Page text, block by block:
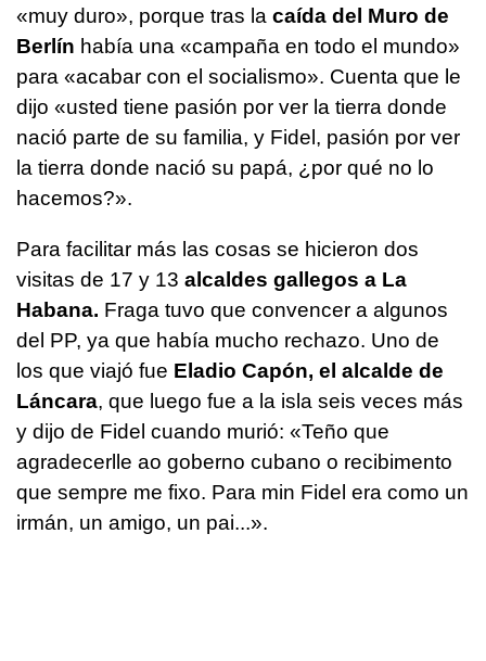
«muy duro», porque tras la caída del Muro de
Berlín había una «campaña en todo el mundo»
para «acabar con el socialismo». Cuenta que le
dijo «usted tiene pasión por ver la tierra donde
nació parte de su familia, y Fidel, pasión por ver
la tierra donde nació su papá, ¿por qué no lo
hacemos?».
Para facilitar más las cosas se hicieron dos
visitas de 17 y 13 alcaldes gallegos a La
Habana. Fraga tuvo que convencer a algunos
del PP, ya que había mucho rechazo. Uno de
los que viajó fue Eladio Capón, el alcalde de
Láncara, que luego fue a la isla seis veces más
y dijo de Fidel cuando murió: «Teño que
agradecerlle ao goberno cubano o recibimento
que sempre me fixo. Para min Fidel era como un
irmán, un amigo, un pai...».